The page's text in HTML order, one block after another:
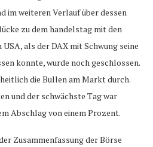
im weiteren Verlauf über dessen
zu dem handelstag mit den
als der DAX mit Schwung seine
konnte, wurde noch geschlossen.
die Bullen am Markt durch.
und der schwächste Tag war
Abschlag von einem Prozent.
Zusammenfassung der Börse